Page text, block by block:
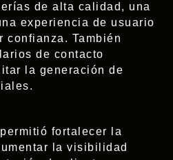
de alta calidad, una
experiencia de usuario
confianza. También
de contacto
la generación de
fortalecer la
la visibilidad